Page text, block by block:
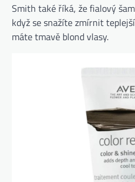
Smith také říká, že fialový
když se snažíte zmírnit
máte tmavě blond vlasy.